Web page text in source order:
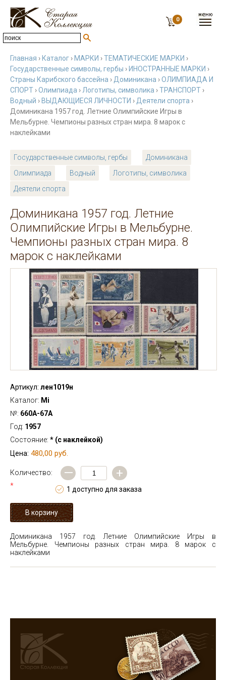
0
Главная › Каталог › МАРКИ ›ТЕМАТИЧЕСКИЕ МАРКИ ›
Государственные символы, гербы › ИНОСТРАННЫЕ МАРКИ ›
Страны Карибского бассейна › Доминикана ›ОЛИМПИАДА И
СПОРТ ›Олимпиада › Логотипы, символика ›ТРАНСПОРТ ›
Водный › ВЫДАЮЩИЕСЯ ЛИЧНОСТИ › Деятели спорта ›
Доминикана 1957 год. Летние Олимпийские Игры в
Мельбурне. Чемпионы разных стран мира. 8 марок с
наклейками
Государственные символы, гербы
Доминикана
Олимпиада
Водный
Логотипы, символика
Деятели спорта
Доминикана 1957 год. Летние
Олимпийские Игры в Мельбурне.
Чемпионы разных стран мира. 8
марок с наклейками
Артикул: лен1019н
Каталог: Mi
№: 660А-67А
Год: 1957
Состояние: * (с наклейкой)
Цена: 480,00 руб.
Количество:
*
— +
1 доступно для заказа
Доминикана 1957 год. Летние Олимпийские Игры в
Мельбурне. Чемпионы разных стран мира. 8 марок с
наклейками